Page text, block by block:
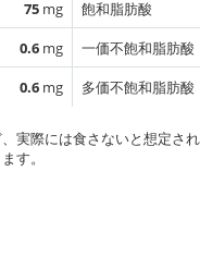
75 mg
0.6 mg
0.6 mg
飽和脂肪酸
一価不飽和脂肪酸
多価不飽和脂肪酸
実際には食さないと想定さ
す。